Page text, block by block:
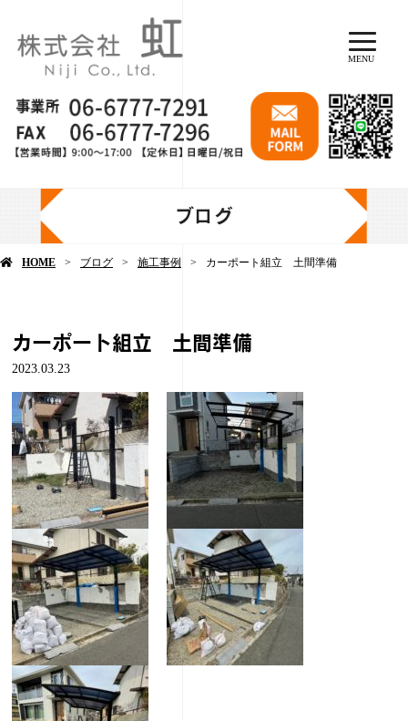
MENU
ブログ
HOME ブログ 施工事例 カーポート組立 土間準備
カーポート組立 土間準備
2023.03.23